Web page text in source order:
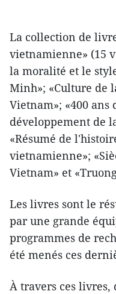
La collection de
vietnamienne» (15
la moralité et le
Minh»; «Culture de
Vietnam»; «400
développement de
«Résumé de
vietnamienne»;
Vietnam» et
Les livres sont le
par une grande
programmes de
été menés ces
À travers ces livres,